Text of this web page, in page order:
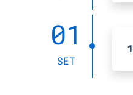
01
SET